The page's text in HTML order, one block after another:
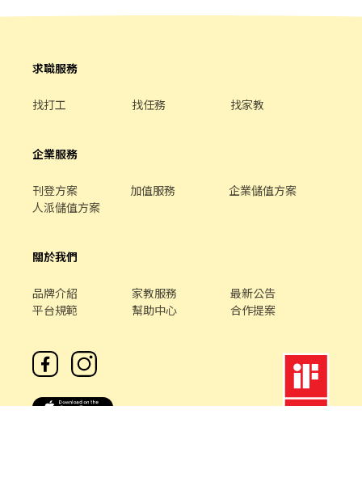
求職服務
找打工 找任務 找家教
企業服務
刊登方案 加值服務
企業儲值方案
人派儲值方案
關於我們
品牌介紹 家教服務
最新公告
平台規範
幫助中心 合作提案